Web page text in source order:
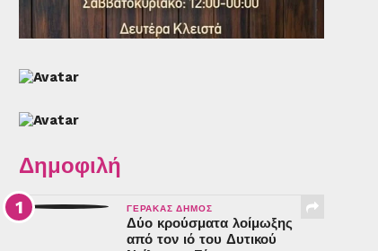
Δημοφιλή
ΓΈΡΑΚΑΣ ΔΉΜΟΣ
Δύο κρούσματα λοίμωξης
από τον ιό του Δυτικού